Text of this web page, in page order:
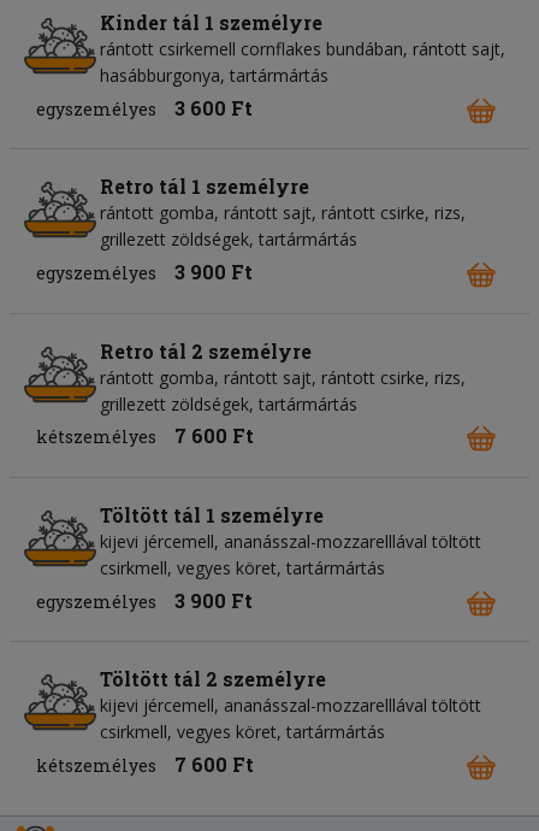
Kinder tál 1 személyre
rántott csirkemell cornflakes bundában, rántott sajt,
hasábburgonya, tartármártás
egyszemélyes
3 600 Ft
Retro tál 1 személyre
rántott gomba, rántott sajt, rántott csirke, rizs,
grillezett zöldségek, tartármártás
egyszemélyes
3 900 Ft
Retro tál 2 személyre
rántott gomba, rántott sajt, rántott csirke, rizs,
grillezett zöldségek, tartármártás
kétszemélyes
7 600 Ft
Töltött tál 1 személyre
kijevi jércemell, ananásszal-mozzarelllával töltött
csirkmell, vegyes köret, tartármártás
egyszemélyes
3 900 Ft
Töltött tál 2 személyre
kijevi jércemell, ananásszal-mozzarelllával töltött
csirkmell, vegyes köret, tartármártás
kétszemélyes
7 600 Ft